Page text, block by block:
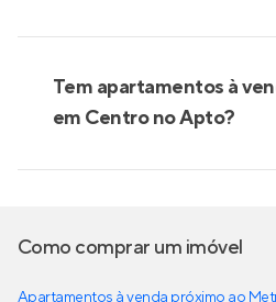
Tem apartamentos à
em Centro no Apto?
Como comprar um imóvel
Apartamentos à venda próximo ao